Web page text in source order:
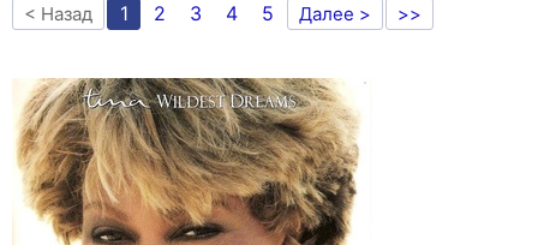
< Назад 1 2 3 4 5 Далее > >>